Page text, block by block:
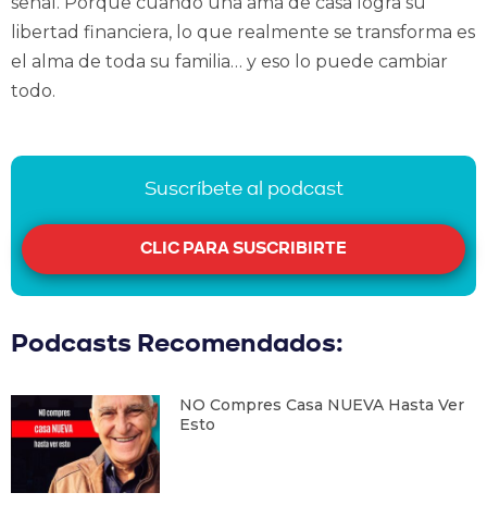
libertad financiera, lo que realmente se transforma es
el alma de toda su familia… y eso lo puede cambiar
todo.
Suscríbete al podcast
CLIC PARA SUSCRIBIRTE
Podcasts Recomendados:
NO Compres Casa NUEVA Hasta Ver
Esto